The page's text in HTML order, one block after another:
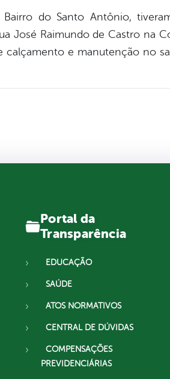
do Santo Antônio,
José Raimundo de Castro na
e manutenção no
Portal da
Transparência
EDUCAÇÃO
SAÚDE
ATOS NORMATIVOS
CENTRAL DE DÚVIDAS
COMPENSAÇÕES
PREVIDENCIÁRIAS